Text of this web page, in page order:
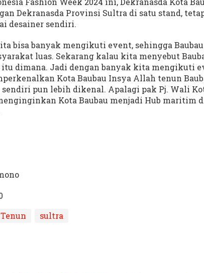
Dekranasda Provinsi Sultra di satu stand,
desainer sendiri.
bisa banyak mengikuti event, sehingga
luas. Sekarang kalau kita menyebut
dimana. Jadi dengan banyak kita mengikuti
Kota Baubau Insya Allah tenun
sendiri pun lebih dikenal. Apalagi pak Pj. Wali
Kota Baubau menjadi Hub maritim
sultra